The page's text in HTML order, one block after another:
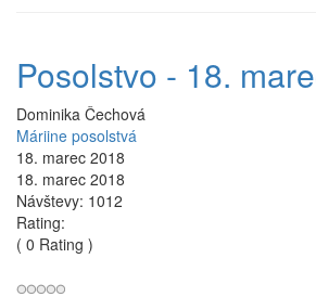
Posolstvo - 18.
Dominika Čechová
Máriine posolstvá
18. marec 2018
18. marec 2018
Návštevy: 1012
Rating:
( 0 Rating )